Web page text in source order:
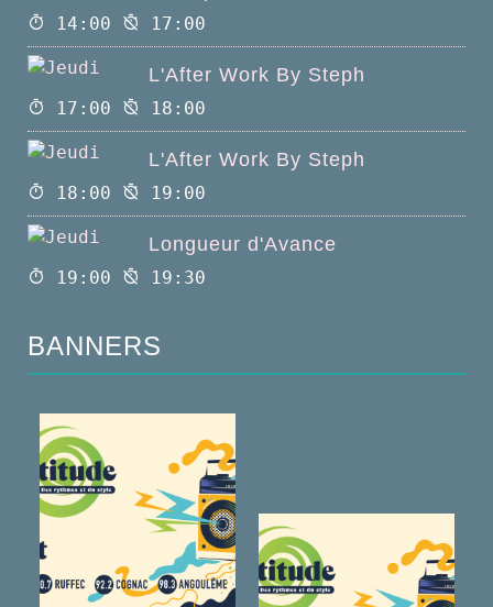
14:00 17:00
L'After Work By Steph
17:00 18:00
L'After Work By Steph
18:00 19:00
Longueur d'Avance
19:00 19:30
BANNERS